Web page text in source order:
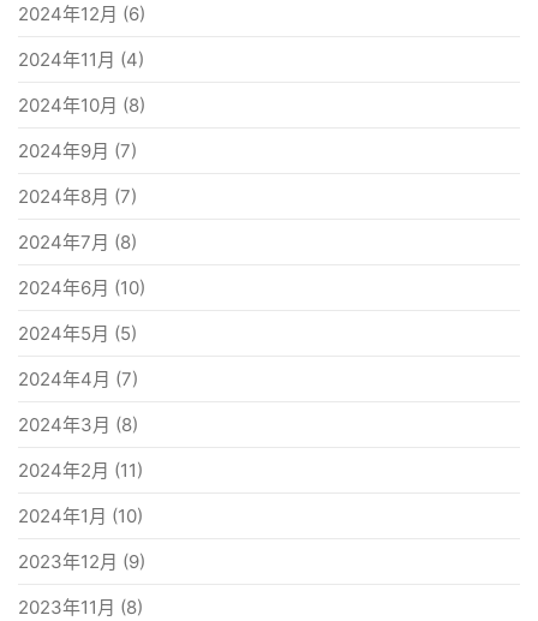
2024年12月 (6)
2024年11月 (4)
2024年10月 (8)
2024年9月 (7)
2024年8月 (7)
2024年7月 (8)
2024年6月 (10)
2024年5月 (5)
2024年4月 (7)
2024年3月 (8)
2024年2月 (11)
2024年1月 (10)
2023年12月 (9)
2023年11月 (8)